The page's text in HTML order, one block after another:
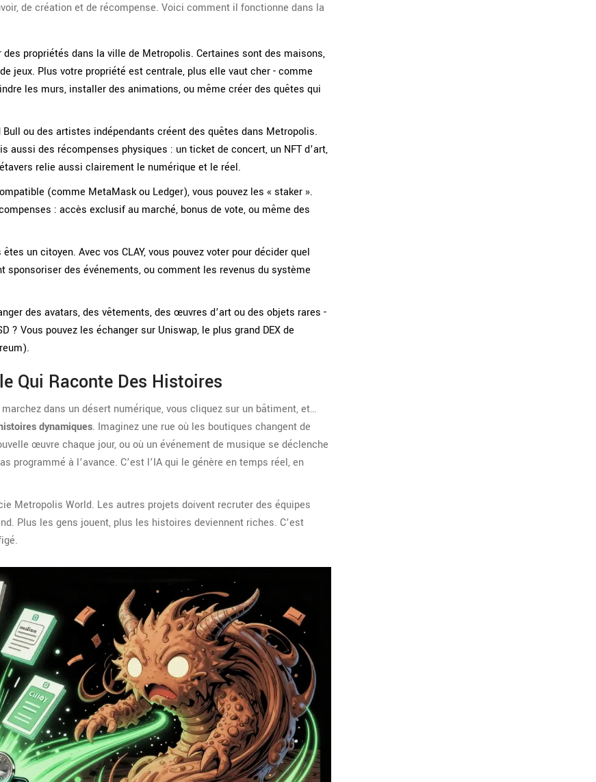
de création et de récompense. Voici comment il fonctionne dans la
des propriétés dans la ville de Metropolis. Certaines sont des maisons,
jeux. Plus votre propriété est centrale, plus elle vaut cher - comme
les murs, installer des animations, ou même créer des quêtes qui
Bull ou des artistes indépendants créent des quêtes dans Metropolis.
aussi des récompenses physiques : un ticket de concert, un NFT d’art,
relie aussi clairement le numérique et le réel.
(comme MetaMask ou Ledger), vous pouvez les « staker ».
: accès exclusif au marché, bonus de vote, ou même des
un citoyen. Avec vos CLAY, vous pouvez voter pour décider quel
sponsoriser des événements, ou comment les revenus du système
des avatars, des vêtements, des œuvres d’art ou des objets rares -
? Vous pouvez les échanger sur Uniswap, le plus grand DEX de
Qui Raconte Des Histoires
dans un désert numérique, vous cliquez sur un bâtiment, et…
dynamiques. Imaginez une rue où les boutiques changent de
œuvre chaque jour, ou où un événement de musique se déclenche
programmé à l’avance. C’est l’IA qui le génère en temps réel, en
Metropolis World. Les autres projets doivent recruter des équipes
Plus les gens jouent, plus les histoires deviennent riches. C’est